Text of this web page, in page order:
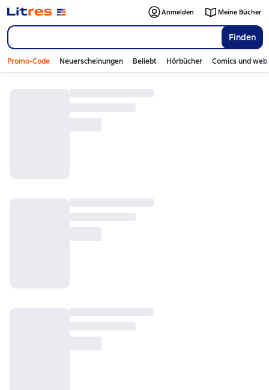
Finden
Anmelden Meine Bücher
Promo-Code Neuerscheinungen Beliebt Hörbücher Comics und